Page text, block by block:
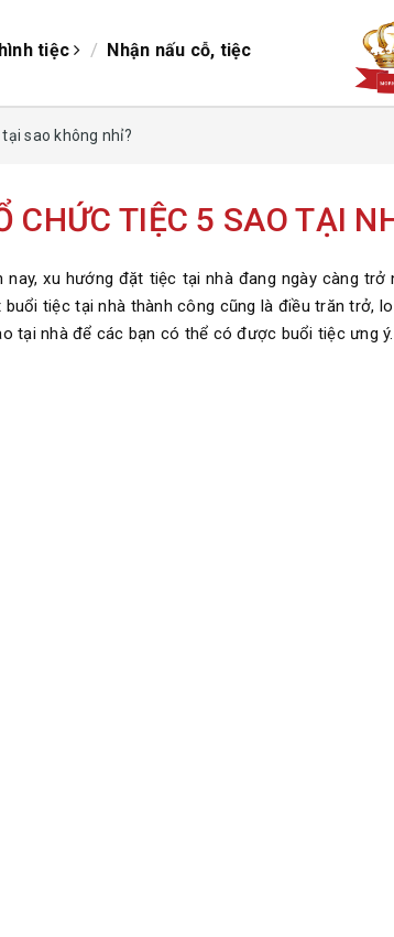
tiệc / Nhận nấu cỗ, tiệc
sao không nhỉ?
CHỨC TIỆC 5 SAO TẠI
nay, xu hướng đặt tiệc tại nhà đang ngày càng
buổi tiệc tại nhà thành công cũng là điều trăn trở,
tại nhà để các bạn có thể có được buổi tiệc ưng ý.